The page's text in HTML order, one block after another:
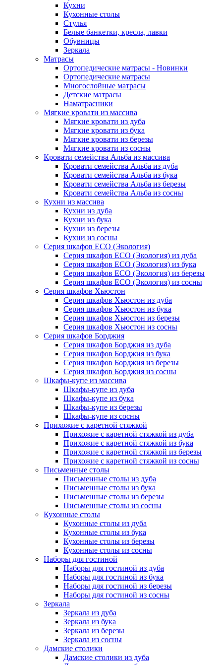
Кухни
Кухонные столы
Стулья
Белые банкетки, кресла, лавки
Обувницы
Зеркала
Матрасы
Ортопедические матрасы - Новинки
Ортопедические матрасы
Многослойные матрасы
Детские матрасы
Наматрасники
Мягкие кровати из массива
Мягкие кровати из дуба
Мягкие кровати из бука
Мягкие кровати из березы
Мягкие кровати из сосны
Кровати семейства Альба из массива
Кровати семейства Альба из дуба
Кровати семейства Альба из бука
Кровати семейства Альба из березы
Кровати семейства Альба из сосны
Кухни из массива
Кухни из дуба
Кухни из бука
Кухни из березы
Кухни из сосны
Серия шкафов ECO (Экология)
Серия шкафов ECO (Экология) из дуба
Серия шкафов ECO (Экология) из бука
Серия шкафов ECO (Экология) из березы
Серия шкафов ECO (Экология) из сосны
Серия шкафов Хьюстон
Серия шкафов Хьюстон из дуба
Серия шкафов Хьюстон из бука
Серия шкафов Хьюстон из березы
Серия шкафов Хьюстон из сосны
Серия шкафов Борджия
Серия шкафов Борджия из дуба
Серия шкафов Борджия из бука
Серия шкафов Борджия из березы
Серия шкафов Борджия из сосны
Шкафы-купе из массива
Шкафы-купе из дуба
Шкафы-купе из бука
Шкафы-купе из березы
Шкафы-купе из сосны
Прихожие с каретной стяжкой
Прихожие с каретной стяжкой из дуба
Прихожие с каретной стяжкой из бука
Прихожие с каретной стяжкой из березы
Прихожие с каретной стяжкой из сосны
Письменные столы
Письменные столы из дуба
Письменные столы из бука
Письменные столы из березы
Письменные столы из сосны
Кухонные столы
Кухонные столы из дуба
Кухонные столы из бука
Кухонные столы из березы
Кухонные столы из сосны
Наборы для гостиной
Наборы для гостиной из дуба
Наборы для гостиной из бука
Наборы для гостиной из березы
Наборы для гостиной из сосны
Зеркала
Зеркала из дуба
Зеркала из бука
Зеркала из березы
Зеркала из сосны
Дамские столики
Дамские столики из дуба